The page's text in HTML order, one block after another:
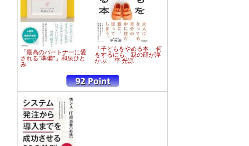
「最高のパートナーに愛
される"準備"」和泉ひと
み
「子どもをやめる本 何
をするにも、親の顔が浮
かぶ」 平 光源